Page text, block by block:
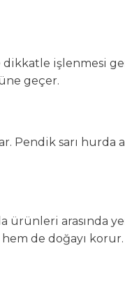
dikkatle işlenmesi
geçer.
Pendik sarı hurda
ürünleri arasında
de doğayı korur.